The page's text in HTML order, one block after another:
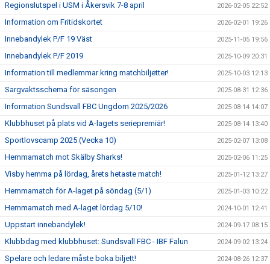
Regionslutspel i USM i Åkersvik 7-8 april 2026-02-05 22:52
Information om Fritidskortet 2026-02-01 19:26
Innebandylek P/F 19 Väst 2025-11-05 19:56
Innebandylek P/F 2019 2025-10-09 20:31
Information till medlemmar kring matchbiljetter! 2025-10-03 12:13
Sargvaktsschema för säsongen 2025-08-31 12:36
Information Sundsvall FBC Ungdom 2025/2026 2025-08-14 14:07
Klubbhuset på plats vid A-lagets seriepremiär! 2025-08-14 13:40
Sportlovscamp 2025 (Vecka 10) 2025-02-07 13:08
Hemmamatch mot Skälby Sharks! 2025-02-06 11:25
Visby hemma på lördag, årets hetaste match! 2025-01-12 13:27
Hemmamatch för A-laget på söndag (5/1) 2025-01-03 10:22
Hemmamatch med A-laget lördag 5/10! 2024-10-01 12:41
Uppstart innebandylek! 2024-09-17 08:15
Klubbdag med klubbhuset: Sundsvall FBC - IBF Falun 2024-09-02 13:24
Spelare och ledare måste boka biljett! 2024-08-26 12:37